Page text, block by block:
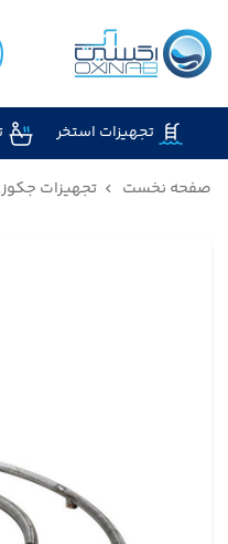
تجهیزات استخر
صفحه نخست تجهیزات